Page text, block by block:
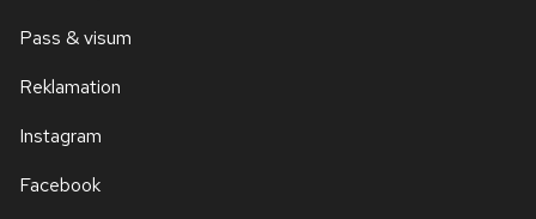
Pass & visum
Reklamation
Instagram
Facebook